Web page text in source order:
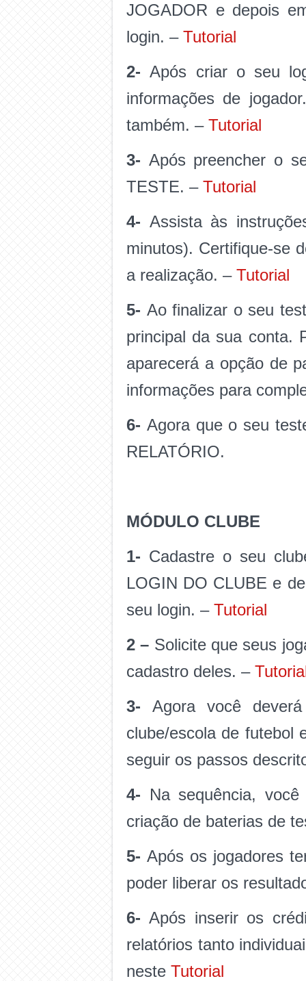
JOGADOR e depois
login. – Tutorial
2- Após criar o seu
informações de
também. – Tutorial
3- Após preencher o
TESTE. – Tutorial
4- Assista às
minutos). Certifique-se
a realização. – Tutorial
5- Ao finalizar o seu
principal da sua conta.
aparecerá a opção de
informações para
6- Agora que o seu
RELATÓRIO.
MÓDULO CLUBE
1- Cadastre o seu
LOGIN DO CLUBE e
seu login. – Tutorial
2 – Solicite que seus
cadastro deles. –
3- Agora você
clube/escola de futebol
seguir os passos
4- Na sequência,
criação de baterias de
5- Após os jogadores
poder liberar os
6- Após inserir os
relatórios tanto
neste Tutorial